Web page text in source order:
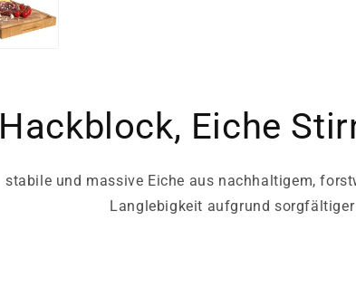
Hackblock, Eiche
stabile und massive Eiche aus nachhaltigem,
Langlebigkeit aufgrund